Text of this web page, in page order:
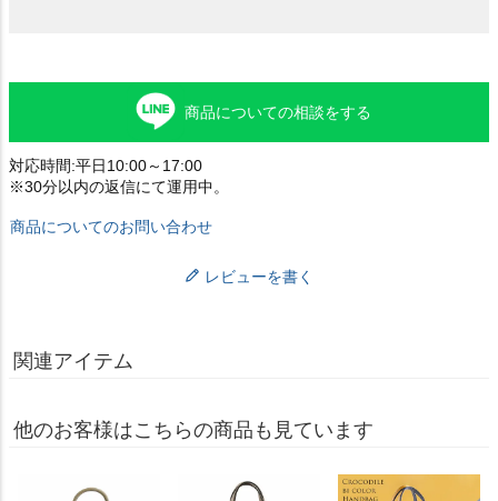
商品についての相談をする
対応時間:平日10:00～17:00
※30分以内の返信にて運用中。
商品についてのお問い合わせ
レビューを書く
関連アイテム
他のお客様はこちらの商品も見ています